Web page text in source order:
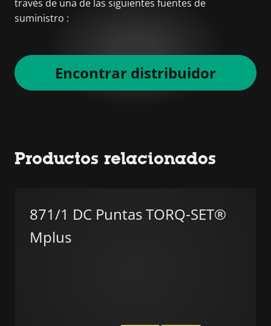
través de una de las siguientes fuentes de
suministro :
Encontrar distribuidor
Productos relacionados
871/1 DC Puntas TORQ-SET®
Mplus